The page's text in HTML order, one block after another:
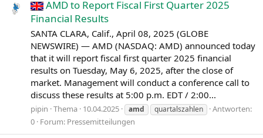
AMD to Report Fiscal First Quarter 2025
Financial Results
SANTA CLARA, Calif., April 08, 2025 (GLOBE
NEWSWIRE) — AMD (NASDAQ: AMD) announced today
that it will report fiscal first quarter 2025 financial
results on Tuesday, May 6, 2025, after the close of
market. Management will conduct a conference call to
discuss these results at 5:00 p.m. EDT / 2:00...
pipin Thema 10.04.2025 amd quartalszahlen
Antworten:
0 Forum: Pressemitteilungen